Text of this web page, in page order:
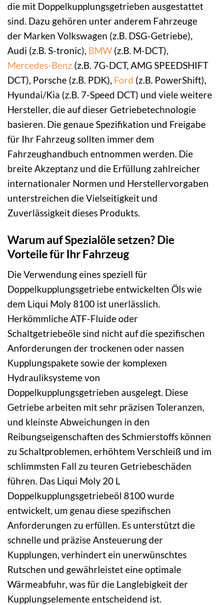
die mit Doppelkupplungsgetrieben ausgestattet
sind. Dazu gehören unter anderem Fahrzeuge
der Marken Volkswagen (z.B. DSG-Getriebe),
Audi (z.B. S-tronic), BMW (z.B. M-DCT),
Mercedes-Benz (z.B. 7G-DCT, AMG SPEEDSHIFT
DCT), Porsche (z.B. PDK), Ford (z.B. PowerShift),
Hyundai/Kia (z.B. 7-Speed DCT) und viele weitere
Hersteller, die auf dieser Getriebetechnologie
basieren. Die genaue Spezifikation und Freigabe
für Ihr Fahrzeug sollten immer dem
Fahrzeughandbuch entnommen werden. Die
breite Akzeptanz und die Erfüllung zahlreicher
internationaler Normen und Herstellervorgaben
unterstreichen die Vielseitigkeit und
Zuverlässigkeit dieses Produkts.
Warum auf Spezialöle setzen? Die
Vorteile für Ihr Fahrzeug
Die Verwendung eines speziell für
Doppelkupplungsgetriebe entwickelten Öls wie
dem Liqui Moly 8100 ist unerlässlich.
Herkömmliche ATF-Fluide oder
Schaltgetriebeöle sind nicht auf die spezifischen
Anforderungen der trockenen oder nassen
Kupplungspakete sowie der komplexen
Hydrauliksysteme von
Doppelkupplungsgetrieben ausgelegt. Diese
Getriebe arbeiten mit sehr präzisen Toleranzen,
und kleinste Abweichungen in den
Reibungseigenschaften des Schmierstoffs können
zu Schaltproblemen, erhöhtem Verschleiß und im
schlimmsten Fall zu teuren Getriebeschäden
führen. Das Liqui Moly 20 L
Doppelkupplungsgetriebeöl 8100 wurde
entwickelt, um genau diese spezifischen
Anforderungen zu erfüllen. Es unterstützt die
schnelle und präzise Ansteuerung der
Kupplungen, verhindert ein unerwünschtes
Rutschen und gewährleistet eine optimale
Wärmeabfuhr, was für die Langlebigkeit der
Kupplungselemente entscheidend ist.